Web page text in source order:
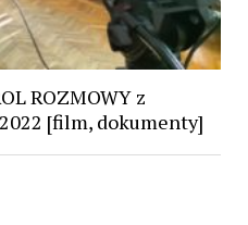
ROZMOWY z
[film, dokumenty]